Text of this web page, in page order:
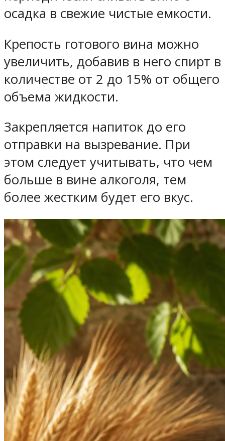
осадка в свежие чистые емкости.
Крепость готового вина можно
увеличить, добавив в него спирт в
количестве от 2 до 15% от общего
объема жидкости.
Закрепляется напиток до его
отправки на вызревание. При
этом следует учитывать, что чем
больше в вине алкоголя, тем
более жестким будет его вкус.